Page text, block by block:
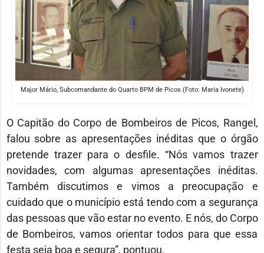
Major Mário, Subcomandante do Quarto BPM de Picos (Foto: Maria Ivonete)
O Capitão do Corpo de Bombeiros de Picos, Rangel,
falou sobre as apresentações inéditas que o órgão
pretende trazer para o desfile. “Nós vamos trazer
novidades, com algumas apresentações inéditas.
Também discutimos e vimos a preocupação e
cuidado que o município está tendo com a segurança
das pessoas que vão estar no evento. E nós, do Corpo
de Bombeiros, vamos orientar todos para que essa
festa seja boa e segura”, pontuou.